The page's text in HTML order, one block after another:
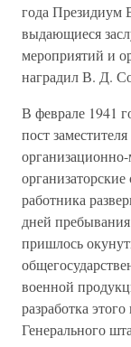
года Президиум
выдающиеся
мероприятий и
наградил В. Д.
В феврале 1941
пост
работника
дней
пришлось
военной
разработка
Генерального